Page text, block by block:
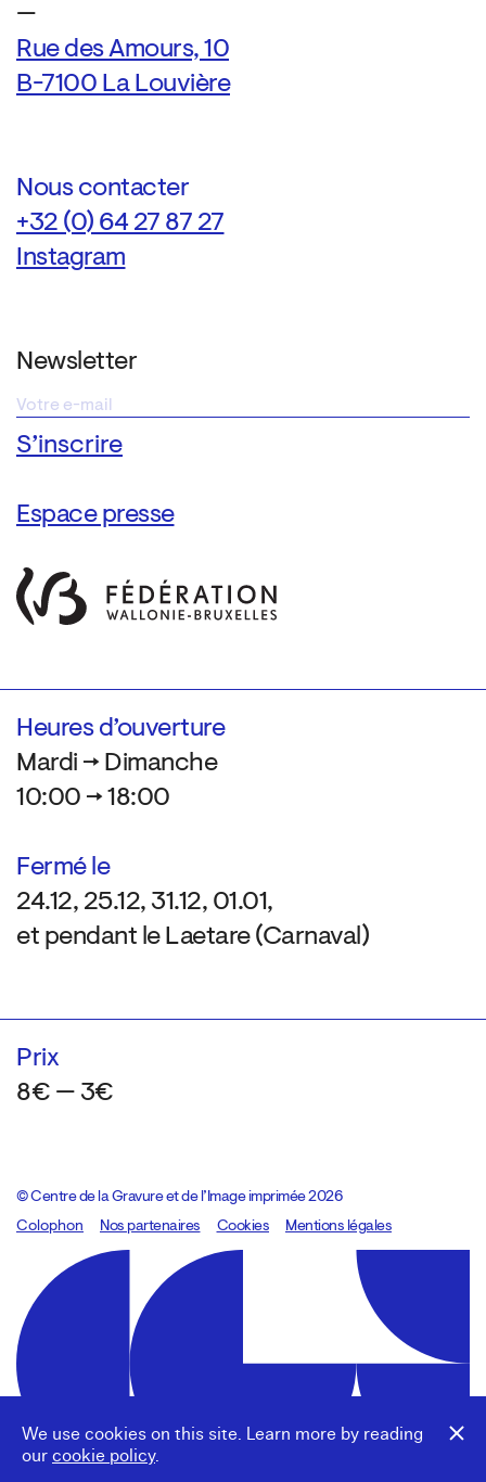
We use cookies on this site. Learn more by reading
our cookie policy.
—
Rue des Amours, 10
B-7100 La Louvière
Nous contacter
+32 (0) 64 27 87 27
Instagram
Newsletter
Espace presse
Heures d’ouverture
Mardi → Dimanche
10:00 → 18:00
Fermé le
24.12, 25.12, 31.12, 01.01,
et pendant le Laetare (Carnaval)
Prix
8€ — 3€
© Centre de la Gravure et de l’Image imprimée 2026
Colophon
Design:Marcel Kaczmarek, code:8080.studio
Nos partenaires Cookies Mentions légales